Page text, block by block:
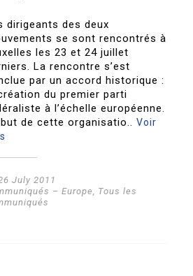
dirigeants des deux
se sont rencontrés à
les 23 et 24 juillet
La rencontre s’est
par un accord historique :
du premier parti
à l’échelle européenne.
de cette organisatio..Voir
July 2011
– Europe, Tous les